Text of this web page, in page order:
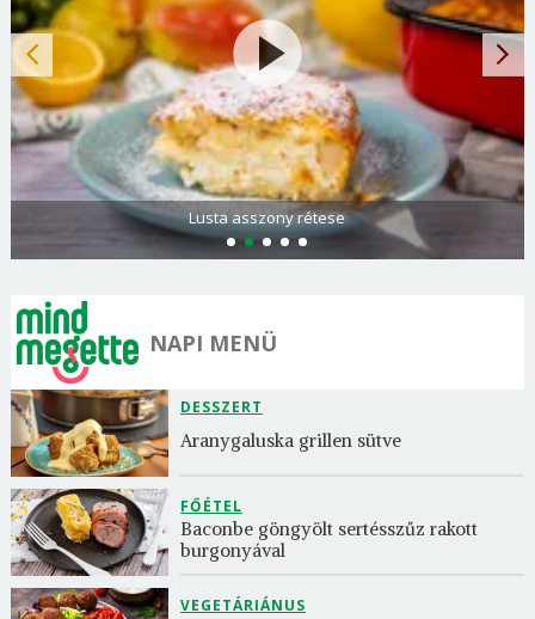
Spenótos palacsinta tejföllel töltve
NAPI MENÜ
DESSZERT
Aranygaluska grillen sütve
FŐÉTEL
Baconbe göngyölt sertésszűz rakott
burgonyával
VEGETÁRIÁNUS